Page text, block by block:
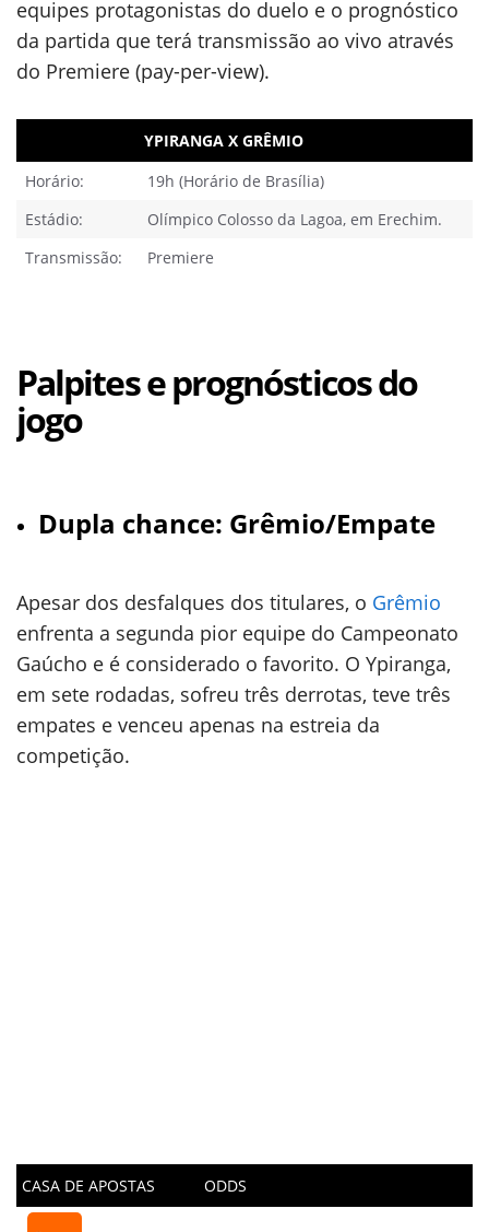
equipes protagonistas do duelo e o prognóstico
da partida que terá transmissão ao vivo através
do Premiere (pay-per-view).
YPIRANGA X GRÊMIO
Horário:
19h (Horário de Brasília)
Estádio:
Olímpico Colosso da Lagoa, em Erechim.
Transmissão:
Premiere
Palpites e prognósticos do
jogo
Dupla chance: Grêmio/Empate
Apesar dos desfalques dos titulares, o Grêmio
enfrenta a segunda pior equipe do Campeonato
Gaúcho e é considerado o favorito. O Ypiranga,
em sete rodadas, sofreu três derrotas, teve três
empates e venceu apenas na estreia da
competição.
CASA DE APOSTAS ODDS